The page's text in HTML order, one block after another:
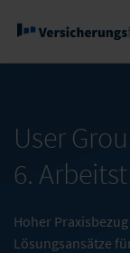
User
6.
Hoher
Lösungsansätze